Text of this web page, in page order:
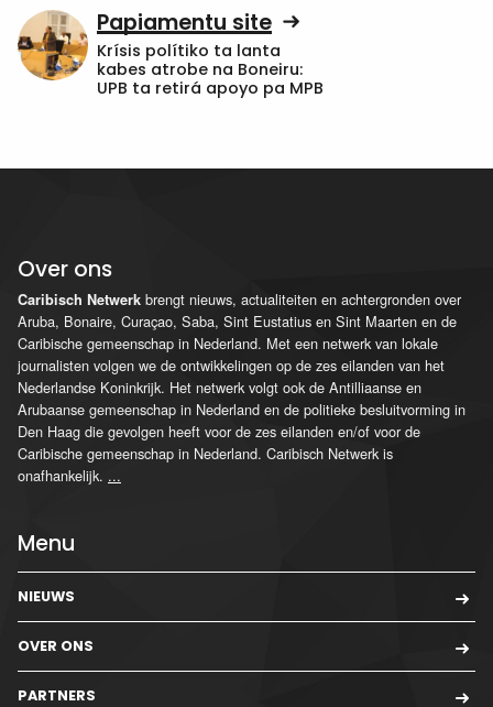
Papiamentu site
Krísis polítiko ta lanta
kabes atrobe na Boneiru:
UPB ta retirá apoyo pa MPB
Over ons
Caribisch Netwerk brengt nieuws, actualiteiten en achtergronden over
Aruba, Bonaire, Curaçao, Saba, Sint Eustatius en Sint Maarten en de
Caribische gemeenschap in Nederland. Met een netwerk van lokale
journalisten volgen we de ontwikkelingen op de zes eilanden van het
Nederlandse Koninkrijk. Het netwerk volgt ook de Antilliaanse en
Arubaanse gemeenschap in Nederland en de politieke besluitvorming in
Den Haag die gevolgen heeft voor de zes eilanden en/of voor de
Caribische gemeenschap in Nederland. Caribisch Netwerk is
onafhankelijk. ...
Menu
NIEUWS
OVER ONS
PARTNERS